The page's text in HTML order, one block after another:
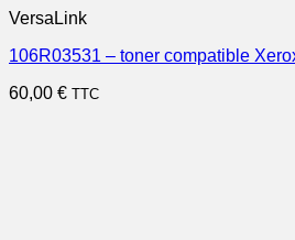
VersaLink
106R03531 – toner compatible
60,00 € TTC